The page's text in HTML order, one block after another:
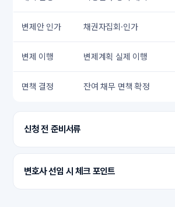
변제안 인가 채권자집회·인가
변제 이행 변제계획 실제 이행
면책 결정 잔여 채무 면책 확정
신청 전 준비서류
변호사 선임 시 체크 포인트